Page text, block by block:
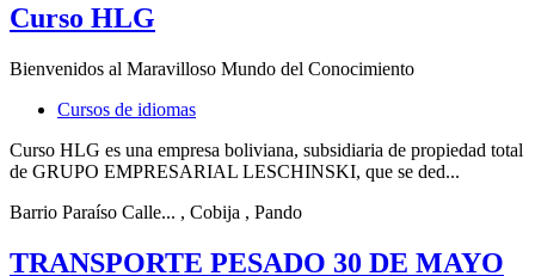
Curso HLG
Bienvenidos al Maravilloso Mundo del Conocimiento
Cursos de idiomas
Curso HLG es una empresa boliviana, subsidiaria de propiedad total
de GRUPO EMPRESARIAL LESCHINSKI, que se ded...
Barrio Paraíso Calle... , Cobija , Pando
TRANSPORTE PESADO 30 DE MAYO